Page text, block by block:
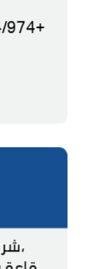
+914842611874/974 :رقم الهاتف